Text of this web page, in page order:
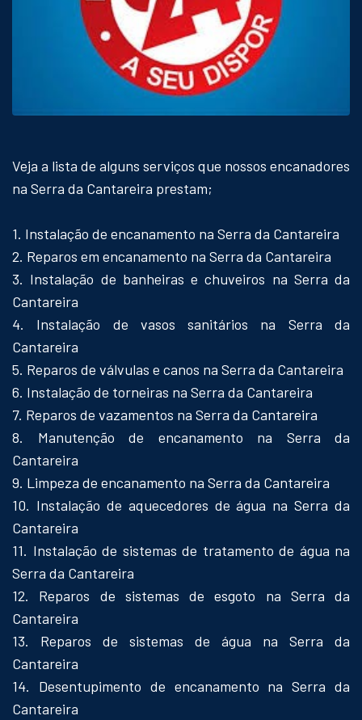
Veja a lista de alguns serviços que nossos encanadores
na Serra da Cantareira prestam;
1. Instalação de encanamento na Serra da Cantareira
2. Reparos em encanamento na Serra da Cantareira
3. Instalação de banheiras e chuveiros na Serra da
Cantareira
4. Instalação de vasos sanitários na Serra da
Cantareira
5. Reparos de válvulas e canos na Serra da Cantareira
6. Instalação de torneiras na Serra da Cantareira
7. Reparos de vazamentos na Serra da Cantareira
8. Manutenção de encanamento na Serra da
Cantareira
9. Limpeza de encanamento na Serra da Cantareira
10. Instalação de aquecedores de água na Serra da
Cantareira
11. Instalação de sistemas de tratamento de água na
Serra da Cantareira
12. Reparos de sistemas de esgoto na Serra da
Cantareira
13. Reparos de sistemas de água na Serra da
Cantareira
14. Desentupimento de encanamento na Serra da
Cantareira